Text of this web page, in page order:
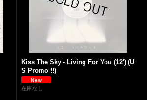
Kiss The Sky - Living For You (12') (U
S Promo !!)
在庫なし